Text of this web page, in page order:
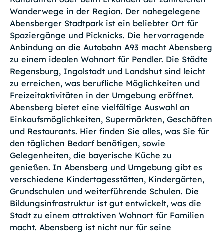
Wanderwege in der Region. Der nahegelegene
Abensberger Stadtpark ist ein beliebter Ort für
Spaziergänge und Picknicks. Die hervorragende
Anbindung an die Autobahn A93 macht Abensberg
zu einem idealen Wohnort für Pendler. Die Städte
Regensburg, Ingolstadt und Landshut sind leicht
zu erreichen, was berufliche Möglichkeiten und
Freizeitaktivitäten in der Umgebung eröffnet.
Abensberg bietet eine vielfältige Auswahl an
Einkaufsmöglichkeiten, Supermärkten, Geschäften
und Restaurants. Hier finden Sie alles, was Sie für
den täglichen Bedarf benötigen, sowie
Gelegenheiten, die bayerische Küche zu
genießen. In Abensberg und Umgebung gibt es
verschiedene Kindertagesstätten, Kindergärten,
Grundschulen und weiterführende Schulen. Die
Bildungsinfrastruktur ist gut entwickelt, was die
Stadt zu einem attraktiven Wohnort für Familien
macht. Abensberg ist nicht nur für seine